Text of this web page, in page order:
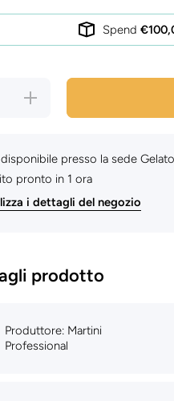
Spend
Aumenta
quantità
s.p. kg 3
- Martini
presso la sede
pronto in 1 ora
i dettagli del negozio
prodotto
Produttore: Martini
Professional